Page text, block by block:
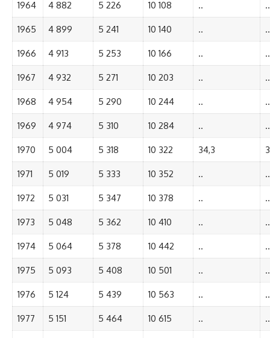
1964 4 882 5 226 10 108 .. ..
1965 4 899 5 241 10 140 .. ..
1966 4 913 5 253 10 166 .. ..
1967 4 932 5 271 10 203 .. ..
1968 4 954 5 290 10 244 .. ..
1969 4 974 5 310 10 284 .. ..
1970 5 004 5 318 10 322 34,3
1971 5 019 5 333 10 352 .. ..
1972 5 031 5 347 10 378 .. ..
1973 5 048 5 362 10 410 .. ..
1974 5 064 5 378 10 442 .. ..
1975 5 093 5 408 10 501 .. ..
1976 5 124 5 439 10 563 .. ..
1977 5 151 5 464 10 615 .. ..